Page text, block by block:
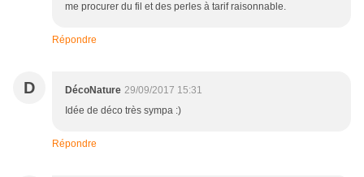
me procurer du fil et des perles à tarif raisonnable.
Répondre
D DécoNature 29/09/2017 15:31
Idée de déco très sympa :)
Répondre